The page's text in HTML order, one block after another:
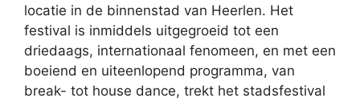
locatie in de binnenstad van Heerlen. Het
festival is inmiddels uitgegroeid tot een
driedaags, internationaal fenomeen, en met een
boeiend en uiteenlopend programma, van
break- tot house dance, trekt het stadsfestival